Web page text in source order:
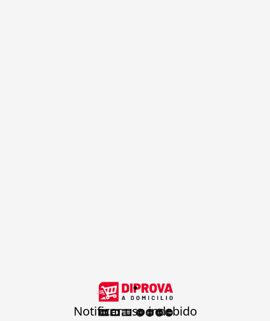
.
Notificar uso indebido